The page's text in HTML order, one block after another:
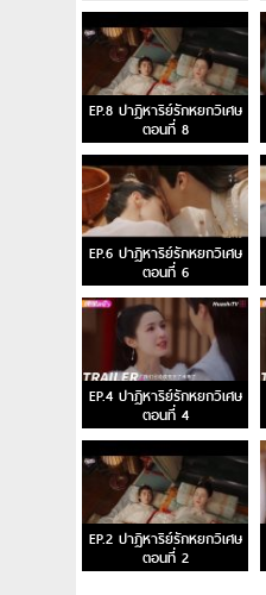
EP.8 ปาฏิหาริย์รักหยกวิเศษ
ตอนที่ 8
EP.6 ปาฏิหาริย์รักหยกวิเศษ
ตอนที่ 6
EP.4 ปาฏิหาริย์รักหยกวิเศษ
ตอนที่ 4
EP.2 ปาฏิหาริย์รักหยกวิเศษ
ตอนที่ 2